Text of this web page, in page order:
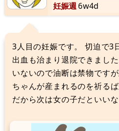
妊娠週6w4d
3人目の妊娠です。 切迫で3
出血も治まり退院できまし
いないので油断は禁物です
ちゃんが産まれるのを祈る
だから次は女の子だといい